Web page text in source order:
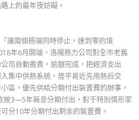
上的最年夜妨礙。
兩個極端同時停止，達到零的境
年6月開端，洛陽熱力公司對全市老舊
司自動擔責，逾額完成，把經濟支出
集中供熱系統，居平易近先用熱后交
區，優先供給分期付出裝置費的辦事，
按3—5年無息分期付出，對于特別情形家
分10年分期付出剩余的裝置費。